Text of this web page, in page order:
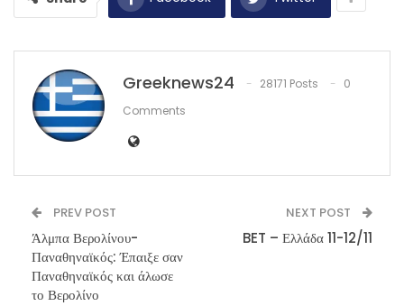
Greeknews24 28171 Posts
0
Comments
PREV POST
Άλμπα Βερολίνου-
Παναθηναϊκός: Έπαιξε σαν
Παναθηναϊκός και άλωσε
το Βερολίνο
NEXT POST
BET – Ελλάδα 11-12/11